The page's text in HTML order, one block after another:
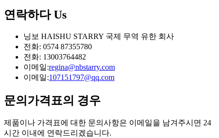
연락하다Us
닝보 HAISHU STARRY 국제 무역 유한 회사
전화: 0574 87355780
전화: 13003764482
이메일:regina@nbstarry.com
이메일:107151797@qq.com
문의 가격표의 경우
제품이나 가격표에 대한 문의사항은 이메일을 남겨주시면 24
시간 이내에 연락드리겠습니다.